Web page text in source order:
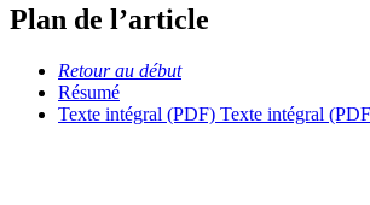
Plan de l’article
Retour au début
Résumé
Texte intégral (PDF) Texte intégral